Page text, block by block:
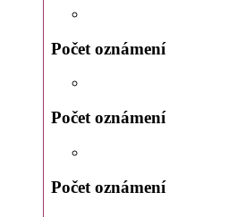
Počet oznámení
Počet oznámení
Počet oznámení